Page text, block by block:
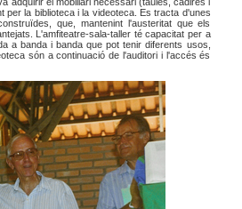
la biblioteca i la videoteca. Es tracta d'unes
que, mantenint l'austeritat que els
L'amfiteatre-sala-taller té capacitat per a
a banda i banda que pot tenir diferents usos,
són a continuació de l'auditori i l'accés és